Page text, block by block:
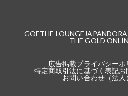
GOETHE LOUNGE
THE GOLD
広告掲載プライバシーポ
特定商取引法に基づく表記お
お問い合わせ（法人